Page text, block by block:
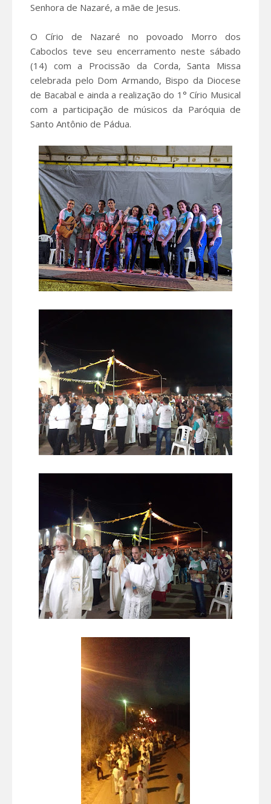
Senhora de Nazaré, a mãe de Jesus.
O Círio de Nazaré no povoado Morro dos
Caboclos teve seu encerramento neste sábado
(14) com a Procissão da Corda, Santa Missa
celebrada pelo Dom Armando, Bispo da Diocese
de Bacabal e ainda a realização do 1° Círio Musical
com a participação de músicos da Paróquia de
Santo Antônio de Pádua.